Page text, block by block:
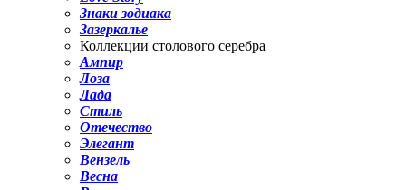
Знаки зодиака
Зазеркалье
Коллекции столового серебра
Ампир
Лоза
Лада
Стиль
Отечество
Элегант
Вензель
Весна